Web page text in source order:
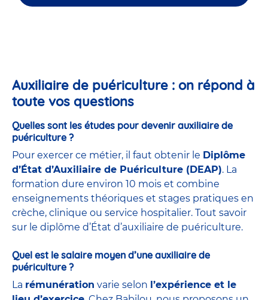
Auxiliaire de puériculture : on répond à
toute vos questions
Quelles sont les études pour devenir auxiliaire de
puériculture ?
Pour exercer ce métier, il faut obtenir le Diplôme
d’État d’Auxiliaire de Puériculture (DEAP). La
formation dure environ 10 mois et combine
enseignements théoriques et stages pratiques en
crèche, clinique ou service hospitalier. Tout savoir
sur le diplôme d’État d’auxiliaire de puériculture.
Quel est le salaire moyen d’une auxiliaire de
puériculture ?
La rémunération varie selon l’expérience et le